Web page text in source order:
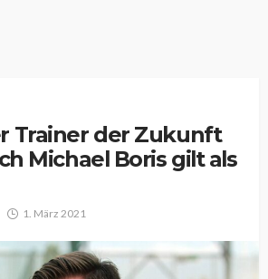
Trainer der Zukunft
Michael Boris gilt als
1. März 2021